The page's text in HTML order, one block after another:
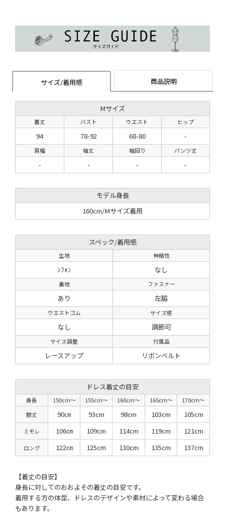
サイズ/着用感 商品説明
Mサイズ
着丈 バスト ウエスト ヒップ
94 78-92 68-80 -
肩幅 袖丈 袖回り パンツ丈
- - - -
モデル身長
160cm/Mサイズ着用
スペック/着用感
生地 伸縮性
ｼﾌｫﾝ なし
裏地 ファスナー
あり 左脇
ウエストゴム サイズ感
なし 調節可
サイズ調整 付属品
レースアップ リボンベルト
ドレス着丈の目安
身長 150cm〜 155cm〜 160cm〜 165cm〜
170cm〜
膝丈
90㎝ 93cm 98cm 103cm 105cm
ミモレ 106㎝ 109cm 114cm 119cm 121cm
ロング 122㎝ 125cm 130cm 135cm 137cm
【着丈の目安】
身長に対してのおおよその着丈の目安です。
着用する方の体型、ドレスのデザインや素材によって変わる場合
もあります。